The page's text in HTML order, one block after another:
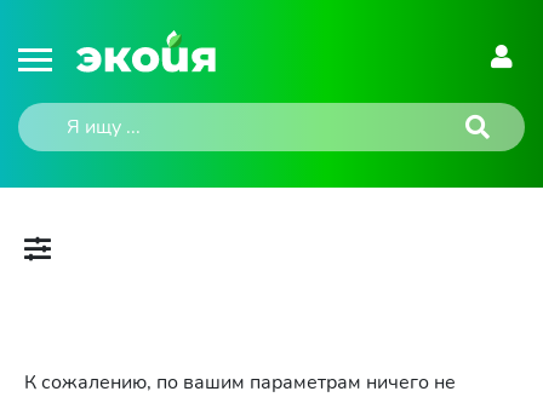
К сожалению, по вашим параметрам ничего не